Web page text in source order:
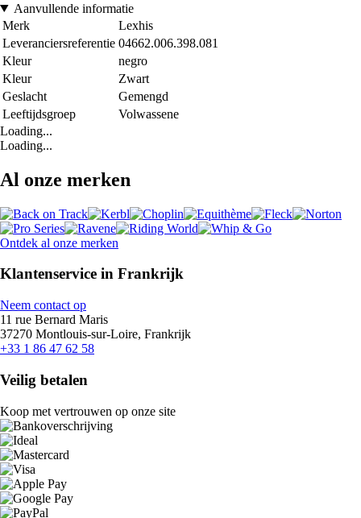
Aanvullende informatie
Merk
Lexhis
Leveranciersreferentie 04662.006.398.081
Kleur
negro
Kleur
Zwart
Geslacht
Gemengd
Leeftijdsgroep
Volwassene
Loading...
Loading...
Al onze merken
Ontdek al onze merken
Klantenservice in Frankrijk
Neem contact op
11 rue Bernard Maris
37270 Montlouis-sur-Loire, Frankrijk
+33 1 86 47 62 58
Veilig betalen
Koop met vertrouwen op onze site